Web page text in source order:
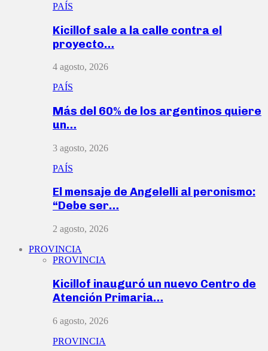
PAÍS
Kicillof sale a la calle contra el
proyecto…
4 agosto, 2026
PAÍS
Más del 60% de los argentinos quiere
un…
3 agosto, 2026
PAÍS
El mensaje de Angelelli al peronismo:
“Debe ser…
2 agosto, 2026
PROVINCIA
PROVINCIA
Kicillof inauguró un nuevo Centro de
Atención Primaria…
6 agosto, 2026
PROVINCIA